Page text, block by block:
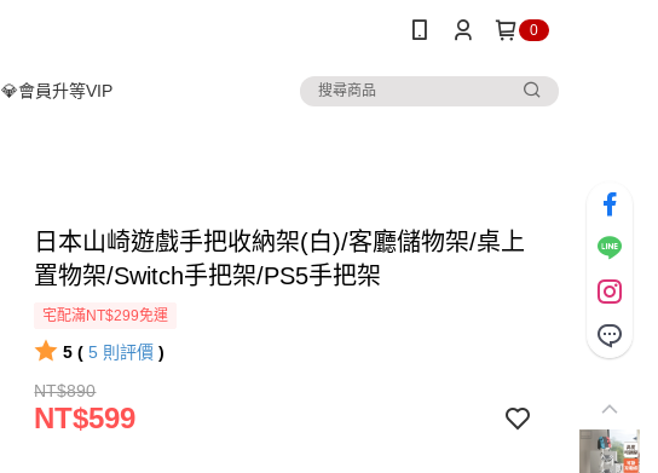
0
💎會員升等VIP
日本山崎遊戲手把收納架(白)/客廳儲物架/桌上
置物架/Switch手把架/PS5手把架
宅配滿NT$299免運
5 ( 5 則評價 )
NT$890
NT$599